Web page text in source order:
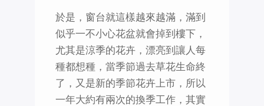
於是，窗台就這樣越來越滿，滿到
似乎一不小心花盆就會掉到樓下，
尤其是涼季的花卉，漂亮到讓人每
種都想種，當季節過去草花生命終
了，又是新的季節花卉上市，所以
一年大約有兩次的換季工作，其實